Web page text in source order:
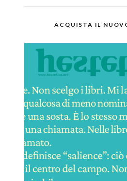
ACQUISTA IL